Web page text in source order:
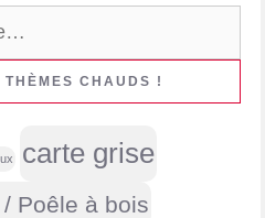
THÈMES CHAUDS !
carte grise
Poêle à bois